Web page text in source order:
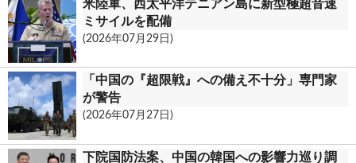
米陸軍、西太平洋テニアン島に新型極超音速
ミサイルを配備
(2026年07月29日)
「中国の『超限戦』への備え不十分」専門家
が警告
(2026年07月27日)
下院国防法案、中国の韓国への影響力巡り調